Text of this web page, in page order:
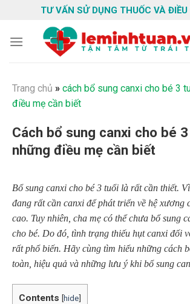
content
TƯ VẤN SỬ DỤNG THUỐC VÀ ĐIỀU
Trang chủ » cách bổ sung canxi cho bé 3
điều mẹ cần biết
Cách bổ sung canxi cho bé
những điều mẹ cần biết
Bổ sung canxi cho bé 3 tuổi là rất cần thiết.
đang rất cần canxi để phát triển về hệ xương
cao. Tuy nhiên, cha mẹ có thể chưa bổ sung
cho bé. Do đó, tình trạng thiếu hụt canxi đối
rất phổ biến. Hãy cùng tìm hiểu những cách
toàn, hiệu quả và những lưu ý khi bổ sung
Contents [hide]